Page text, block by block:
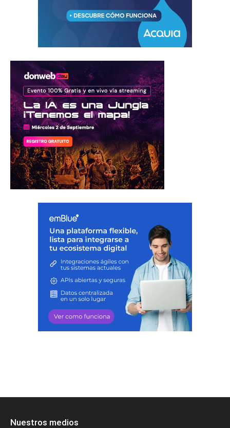
Nuestros medios